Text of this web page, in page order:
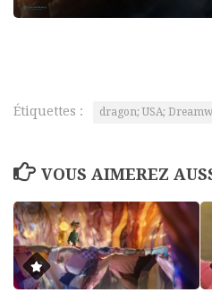
Étiquettes : dragon; USA;
VOUS AIMEREZ